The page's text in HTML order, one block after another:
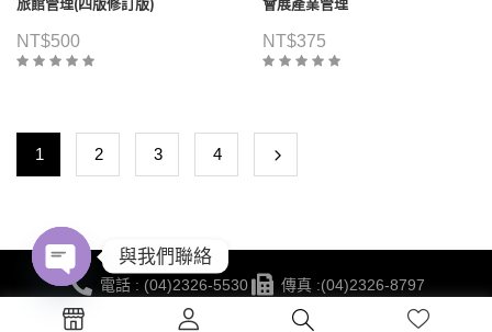
NT$500 NT$375
1 2 3 4
電話 : (04)2326-5530
傳真 :(04)2326-8797
地點 :台中市西區公益路130號7樓
與我們聯絡
Open
chaty